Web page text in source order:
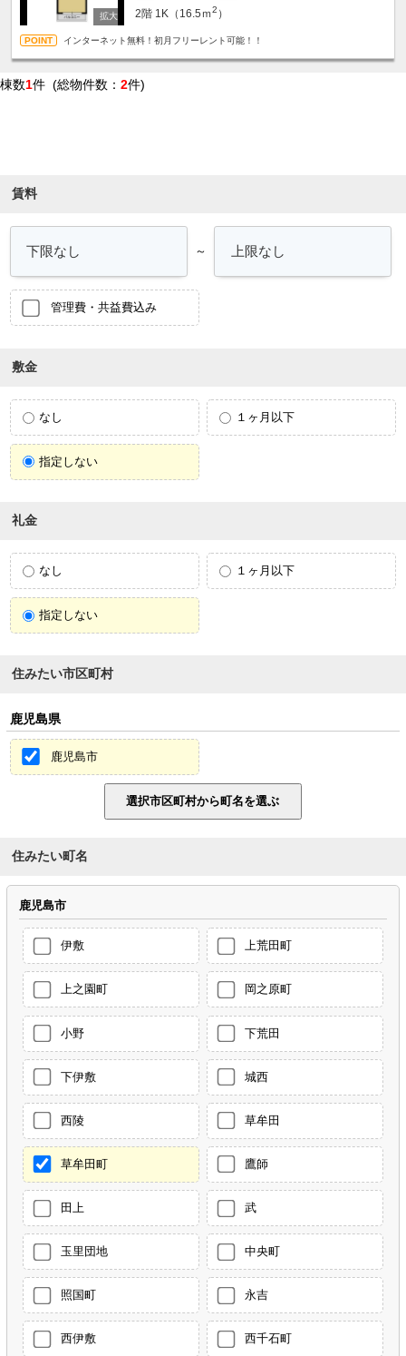
2階 1K（16.5ｍ2 ）
インターネット無料！初月フリーレント可能！！
棟数1件 (総物件数： 2件)
賃料
～
管理費・共益費込み
敷金
なし １ヶ月以下
指定しない
礼金
なし １ヶ月以下
指定しない
住みたい市区町村
鹿児島県
鹿児島市
住みたい町名
鹿児島市
伊敷 上荒田町
上之園町 岡之原町
小野 下荒田
下伊敷 城西
西陵 草牟田
草牟田町 鷹師
田上 武
玉里団地 中央町
照国町 永吉
西伊敷 西千石町